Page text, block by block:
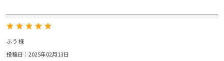
サルタナクッキー
特定商取引法表示
プライバシー・ポリシー
お問い合わせ
マイアカウント
ふう 様
投稿日：2025年02月13日